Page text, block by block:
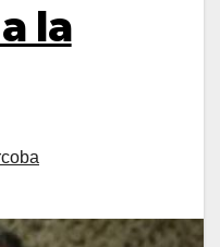
la